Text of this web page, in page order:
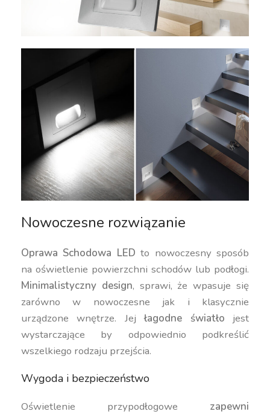
Nowoczesne rozwiązanie
Oprawa Schodowa LED to nowoczesny sposób
na oświetlenie powierzchni schodów lub podłogi.
Minimalistyczny design, sprawi, że wpasuje się
zarówno w nowoczesne jak i klasycznie
urządzone wnętrze. Jejłagodne światło jest
wystarczające by odpowiednio podkreślić
wszelkiego rodzaju przejścia.
Wygoda i bezpieczeństwo
Oświetlenie przypodłogowe zapewni